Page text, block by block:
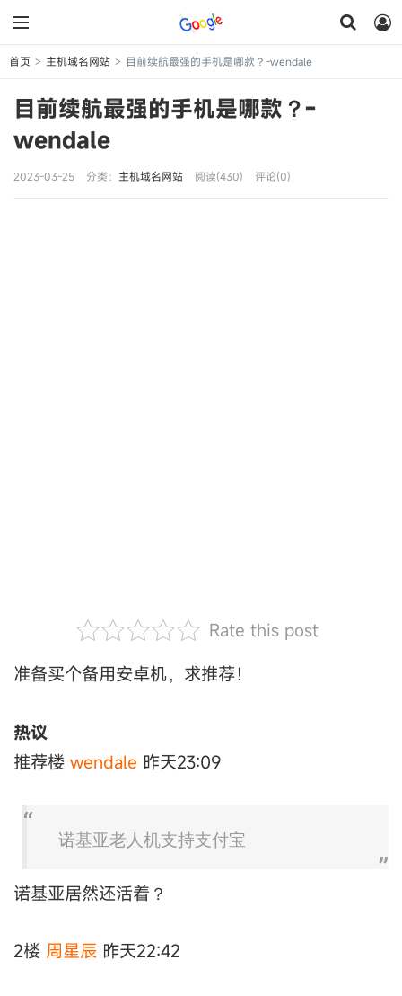
首页 > 主机域名网站 > 目前续航最强的手机是哪款？-wendale
目前续航最强的手机是哪款？-
wendale
2023-03-25 分类： 主机域名网站 阅读(430) 评论(0)
Rate this post
准备买个备用安卓机，求推荐！
热议
推荐楼 wendale 昨天23:09
诺基亚老人机支持支付宝
诺基亚居然还活着？
2楼 周星辰 昨天22:42